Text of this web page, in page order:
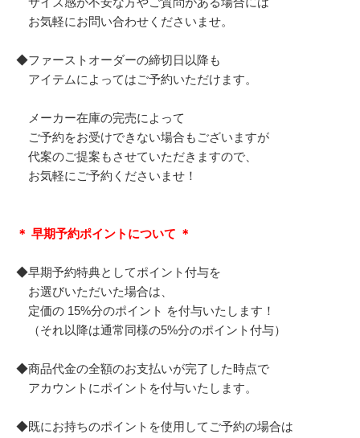
お気軽にお問い合わせくださいませ。
◆ファーストオーダーの締切日以降も
アイテムによってはご予約いただけます。
メーカー在庫の完売によって
ご予約をお受けできない場合もございますが
代案のご提案もさせていただきますので、
お気軽にご予約くださいませ！
＊ 早期予約ポイントについて ＊
◆早期予約特典としてポイント付与を
お選びいただいた場合は、
定価の 15%分のポイント を付与いたします！
（それ以降は通常同様の5%分のポイント付与）
◆商品代金の全額のお支払いが完了した時点で
アカウントにポイントを付与いたします。
◆既にお持ちのポイントを使用してご予約の場合は